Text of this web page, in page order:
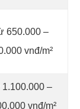
650.000 –
vnđ/m²
–
vnđ/m²